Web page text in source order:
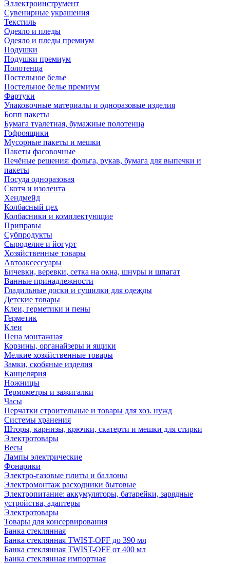
Эллектроинструмент
Сувенирные украшения
Текстиль
Одеяло и пледы
Одеяло и пледы премиум
Подушки
Подушки премиум
Полотенца
Постельное белье
Постельное белье премиум
Фартуки
Упаковочные материалы и одноразовые изделия
Бопп пакеты
Бумага туалетная, бумажные полотенца
Гофроящики
Мусорные пакеты и мешки
Пакеты фасовочные
Печёные решения: фольга, рукав, бумага для выпечки и
пакеты
Посуда одноразовая
Скотч и изолента
Хендмейд
Колбасный цех
Колбасники и комплектующие
Приправы
Субпродукты
Сыроделие и йогурт
Хозяйственные товары
Автоаксессуары
Бичевки, веревки, сетка на окна, шнуры и шпагат
Ванные принадлежности
Гладильные доски и сушилки для одежды
Детские товары
Клеи, герметики и пены
Герметик
Клеи
Пена монтажная
Корзины, органайзеры и ящики
Мелкие хозяйственные товары
Замки, скобяные изделия
Канцелярия
Ножницы
Термометры и зажигалки
Часы
Перчатки строительные и товары для хоз. нужд
Системы хранения
Шторы, карнизы, крючки, скатерти и мешки для стирки
Электротовары
Весы
Лампы электрические
Фонарики
Электро-газовые плиты и баллоны
Электромонтаж расходники бытовые
Электропитание: аккумуляторы, батарейки, зарядные
устройства, адаптеры
Электротовары
Товары для консервирования
Банка стеклянная
Банка стеклянная TWIST-OFF до 390 мл
Банка стеклянная TWIST-OFF от 400 мл
Банка стеклянная импортная